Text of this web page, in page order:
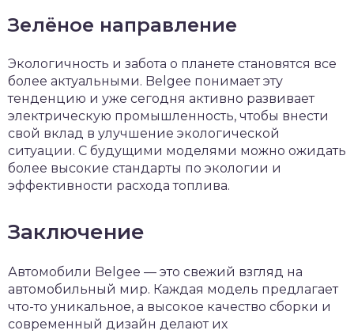
Зелёное направление
Экологичность и забота о планете становятся все
более актуальными. Belgee понимает эту
тенденцию и уже сегодня активно развивает
электрическую промышленность, чтобы внести
свой вклад в улучшение экологической
ситуации. С будущими моделями можно ожидать
более высокие стандарты по экологии и
эффективности расхода топлива.
Заключение
Автомобили Belgee — это свежий взгляд на
автомобильный мир. Каждая модель предлагает
что-то уникальное, а высокое качество сборки и
современный дизайн делают их